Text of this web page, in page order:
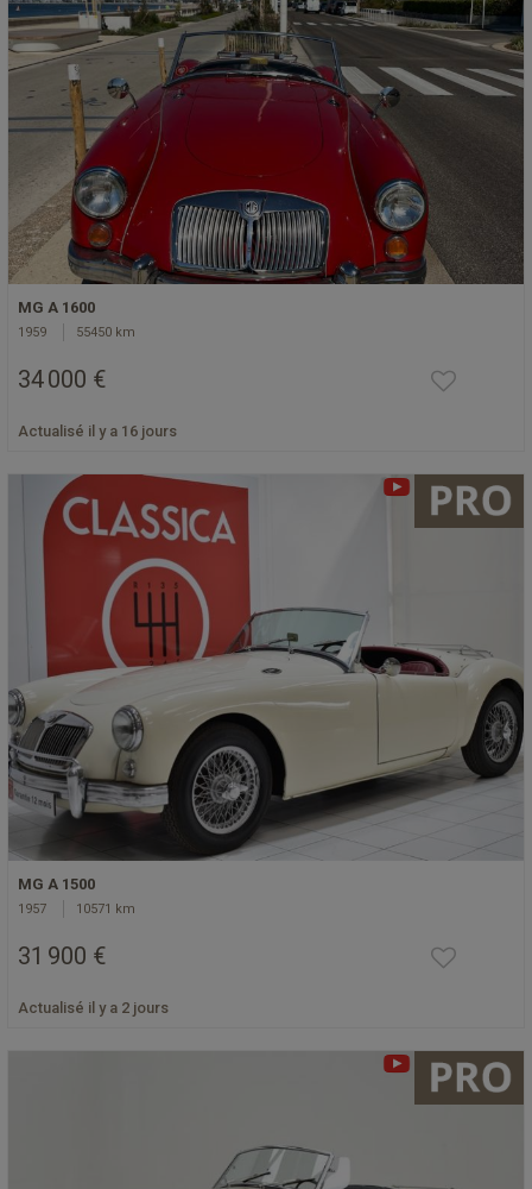
MG A 1600
1959 55450 km
34 000 €
Actualisé il y a 16 jours
MG A 1500
1957 10571 km
31 900 €
Actualisé il y a 2 jours